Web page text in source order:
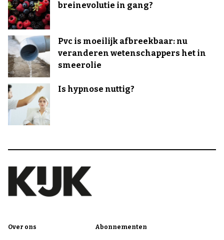
breinevolutie in gang?
Pvc is moeilijk afbreekbaar: nu
veranderen wetenschappers het in
smeerolie
Is hypnose nuttig?
Over ons Abonnementen